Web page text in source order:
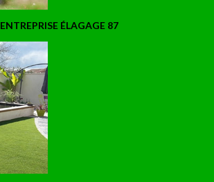
ENTREPRISE ÉLAGAGE 87